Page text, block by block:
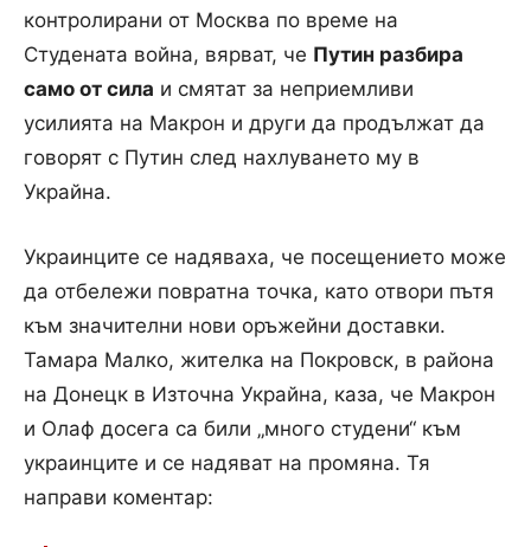
контролирани от Москва по време на
Студената война, вярват, че Путин разбира
само от сила и смятат за неприемливи
усилията на Макрон и други да продължат да
говорят с Путин след нахлуването му в
Украйна.
Украинците се надяваха, че посещението може
да отбележи повратна точка, като отвори пътя
към значителни нови оръжейни доставки.
Тамара Малко, жителка на Покровск, в района
на Донецк в Източна Украйна, каза, че Макрон
и Олаф досега са били „много студени“ към
украинците и се надяват на промяна. Тя
направи коментар: